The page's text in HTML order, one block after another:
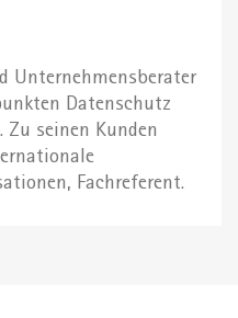
Unternehmensberater
Datenschutz
seinen Kunden
Fachreferent.